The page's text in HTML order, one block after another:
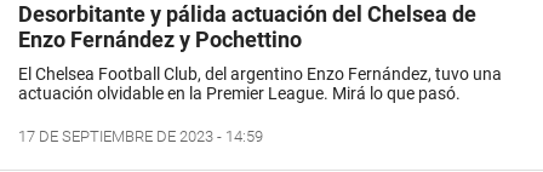
Desorbitante y pálida actuación del Chelsea de
Enzo Fernández y Pochettino
El Chelsea Football Club, del argentino Enzo Fernández, tuvo una
actuación olvidable en la Premier League. Mirá lo que pasó.
17 DE SEPTIEMBRE DE 2023 - 14:59